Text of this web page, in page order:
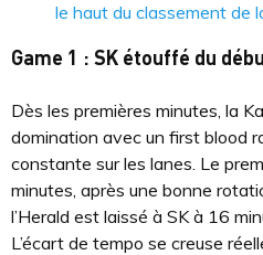
le haut du classement de
Game 1 : SK étouffé du
Dès les premières minutes, la
domination avec un first blood
constante sur les lanes. Le
minutes, après une bonne
l’Herald est laissé à SK à 16
L’écart de tempo se creuse